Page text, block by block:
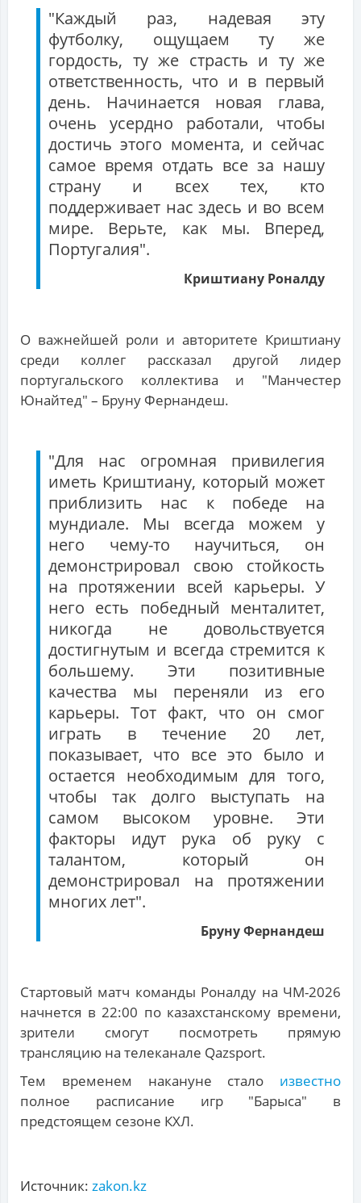
"Каждый раз, надевая эту
футболку, ощущаем ту же
гордость, ту же страсть и ту же
ответственность, что и в первый
день. Начинается новая глава,
очень усердно работали, чтобы
достичь этого момента, и сейчас
самое время отдать все за нашу
страну и всех тех, кто
поддерживает нас здесь и во всем
мире. Верьте, как мы. Вперед,
Португалия".
Криштиану Роналду
О важнейшей роли и авторитете Криштиану
среди коллег рассказал другой лидер
португальского коллектива и "Манчестер
Юнайтед" – Бруну Фернандеш.
"Для нас огромная привилегия
иметь Криштиану, который может
приблизить нас к победе на
мундиале. Мы всегда можем у
него чему-то научиться, он
демонстрировал свою стойкость
на протяжении всей карьеры. У
него есть победный менталитет,
никогда не довольствуется
достигнутым и всегда стремится к
большему. Эти позитивные
качества мы переняли из его
карьеры. Тот факт, что он смог
играть в течение 20 лет,
показывает, что все это было и
остается необходимым для того,
чтобы так долго выступать на
самом высоком уровне. Эти
факторы идут рука об руку с
талантом, который он
демонстрировал на протяжении
многих лет".
Бруну Фернандеш
Стартовый матч команды Роналду на ЧМ-2026
начнется в 22:00 по казахстанскому времени,
зрители смогут посмотреть прямую
трансляцию на телеканале Qazsport.
Тем временем накануне стало известно
полное расписание игр "Барыса" в
предстоящем сезоне КХЛ.
Источник: zakon.kz